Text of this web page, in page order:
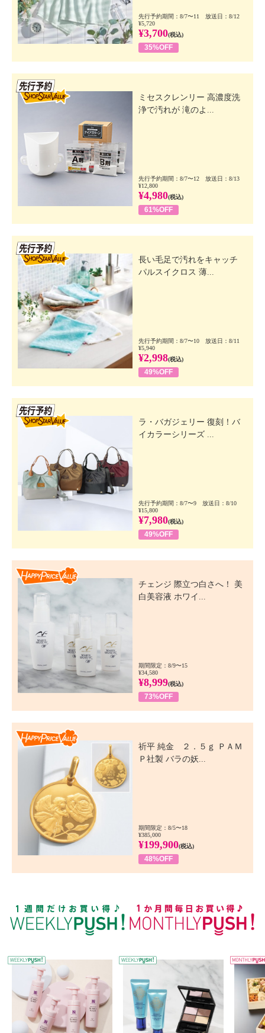
先行予約期間：8/7〜11 放送日：8/12
¥5,720
¥3,700(税込)
35%OFF
ミセスクレンリー 高濃度洗
浄で汚れが 滝のよ...
先行予約期間：8/7〜12 放送日：8/13
¥12,800
¥4,980(税込)
61%OFF
長い毛足で汚れをキャッチ
パルスイクロス 薄...
先行予約期間：8/7〜10 放送日：8/11
¥5,940
¥2,998(税込)
49%OFF
ラ・バガジェリー 復刻！バ
イカラーシリーズ ...
先行予約期間：8/7〜9 放送日：8/10
¥15,800
¥7,980(税込)
49%OFF
チェンジ 際立つ白さへ！ 美
白美容液 ホワイ...
期間限定：8/9〜15
¥34,580
¥8,999(税込)
73%OFF
祈平 純金 ２．５ｇ ＰＡＭ
Ｐ社製 バラの妖...
期間限定：8/5〜18
¥385,000
¥199,900(税込)
48%OFF
WEEKLY PUSH